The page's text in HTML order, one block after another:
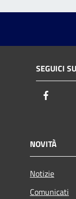
SEGUICI SU
NOVITÀ
Notizie
Comunicati